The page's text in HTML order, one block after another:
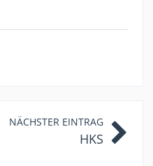
NÄCHSTER EINTRAG
HKS